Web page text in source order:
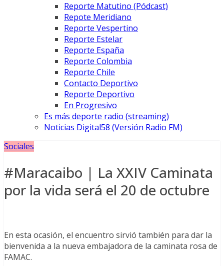
Reporte Matutino (Pódcast)
Repote Meridiano
Reporte Vespertino
Reporte Estelar
Reporte España
Reporte Colombia
Reporte Chile
Contacto Deportivo
Reporte Deportivo
En Progresivo
Es más deporte radio (streaming)
Noticias Digital58 (Versión Radio FM)
Sociales
#Maracaibo | La XXIV Caminata
por la vida será el 20 de octubre
En esta ocasión, el encuentro sirvió también para dar la
bienvenida a la nueva embajadora de la caminata rosa de
FAMAC.